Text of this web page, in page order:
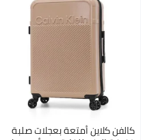
كالفن كلاين أمتعة بعجلات صلبة